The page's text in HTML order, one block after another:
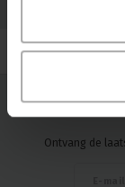
©
Ontvang de